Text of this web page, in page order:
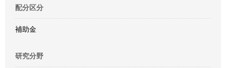
配分区分
補助金
研究分野